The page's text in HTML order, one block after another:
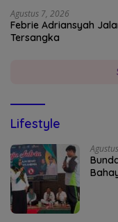
Agustus 7, 2026
Febrie Adriansyah
Tersangka
Lifestyle